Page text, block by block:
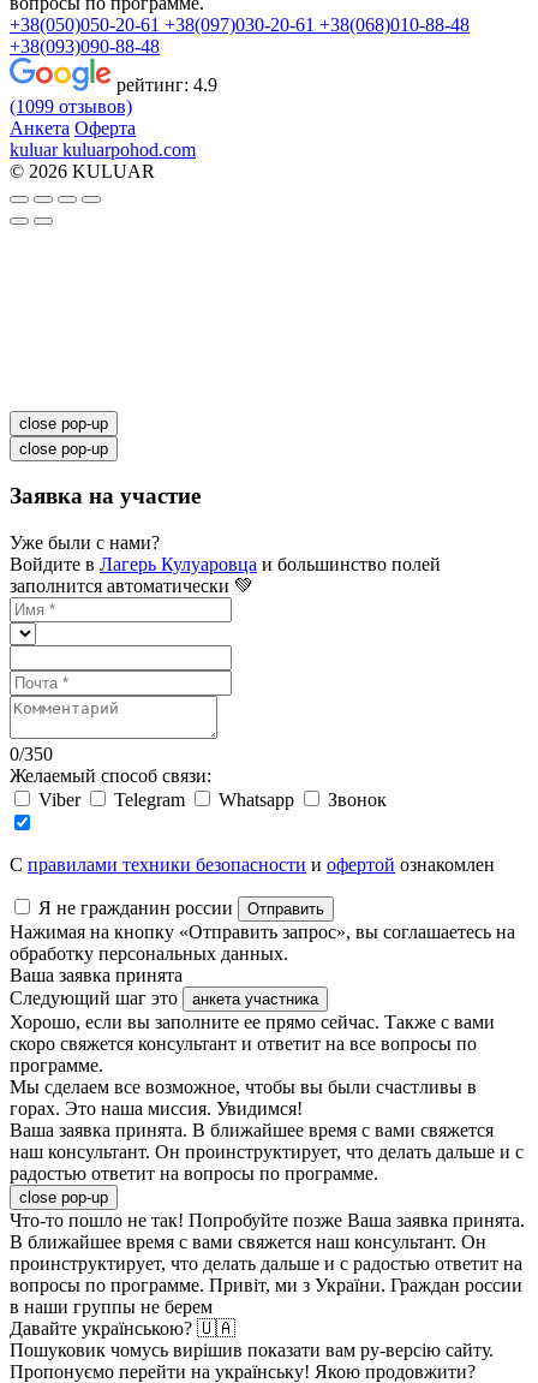
+38(050)050-20-61 +38(097)030-20-61 +38(068)010-88-48
+38(093)090-88-48
рейтинг: 4.9
(1099 отзывов)
Анкета Оферта
kuluar kuluarpohod.com
© 2026 KULUAR
close pop-up
close pop-up
Заявка на участие
Уже были с нами?
Войдите в Лагерь Кулуаровца и большинство полей
заполнится автоматически 💚
0/350
Желаемый способ связи:
Viber
Telegram Whatsapp Звонок
C правилами техники безопасности и офертой ознакомлен
Я не гражданин россии Отправить
Нажимая на кнопку «Отправить запрос», вы соглашаетесь на
обработку персональных данных.
Ваша заявка принята
Следующий шаг это
анкета участника
Хорошо, если вы заполните ее прямо сейчас. Также с вами
скоро свяжется консультант и ответит на все вопросы по
программе.
Мы сделаем все возможное, чтобы вы были счастливы в
горах. Это наша миссия. Увидимся!
Ваша заявка принята. В ближайшее время с вами свяжется
наш консультант. Он проинструктирует, что делать дальше и с
радостью ответит на вопросы по программе.
close pop-up
Что-то пошло не так! Попробуйте позже Ваша заявка принята.
В ближайшее время с вами свяжется наш консультант. Он
проинструктирует, что делать дальше и с радостью ответит на
вопросы по программе. Привіт, ми з України. Граждан россии
в наши группы не берем
Давайте українською? 🇺🇦
Пошуковик чомусь вирішив показати вам ру-версію сайту.
Пропонуємо перейти на українську! Якою продовжити?